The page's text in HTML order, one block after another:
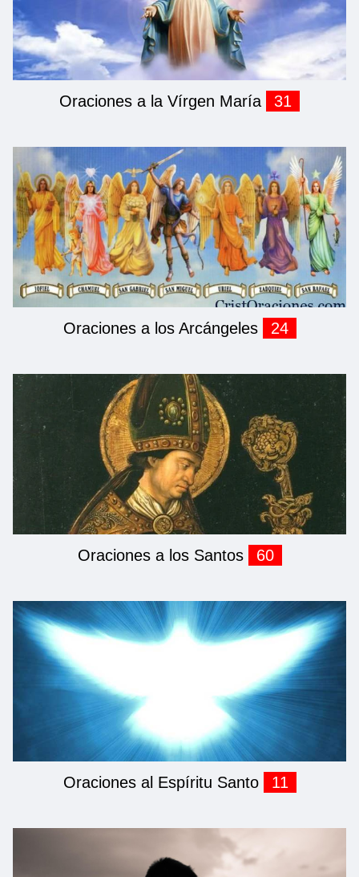
Oraciones a la Vírgen María 31
Oraciones a los Arcángeles 24
Oraciones a los Santos 60
Oraciones al Espíritu Santo 11